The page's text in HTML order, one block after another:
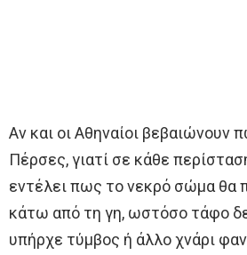
Αν και οι Αθηναίοι βεβαιώνουν
Πέρσες, γιατί σε κάθε
εντέλει πως το νεκρό σώμα θα
κάτω από τη γη, ωστόσο τάφο
υπήρχε τύμβος ή άλλο χνάρι